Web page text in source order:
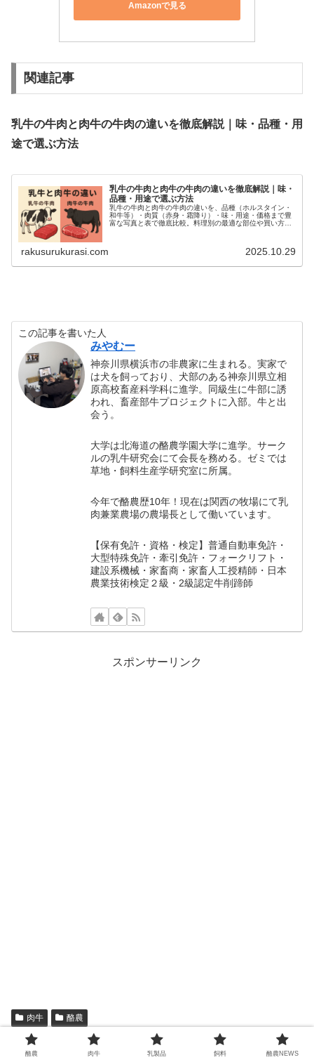
Amazonで見る
関連記事
乳牛の牛肉と肉牛の牛肉の違いを徹底解説｜味・品種・用
途で選ぶ方法
乳牛の牛肉と肉牛の牛肉の違いを徹底解説｜味・
品種・用途で選ぶ方法
乳牛の牛肉と肉牛の牛肉の違いを、品種（ホルスタイン・
和牛等）・肉質（赤身・霜降り）・味・用途・価格まで豊
富な写真と表で徹底比較。料理別の最適な部位や買い方、
rakusurukurasi.com 2025.10.29
この記事を書いた人
みやむー
神奈川県横浜市の非農家に生まれる。実家で
は犬を飼っており、犬部のある神奈川県立相
原高校畜産科学科に進学。同級生に牛部に誘
われ、畜産部牛プロジェクトに入部。牛と出
会う。
大学は北海道の酪農学園大学に進学。サーク
ルの乳牛研究会にて会長を務める。ゼミでは
草地・飼料生産学研究室に所属。
今年で酪農歴10年！現在は関西の牧場にて乳
肉兼業農場の農場長として働いています。
【保有免許・資格・検定】普通自動車免許・
大型特殊免許・牽引免許・フォークリフト・
建設系機械・家畜商・家畜人工授精師・日本
農業技術検定２級・2級認定牛削蹄師
スポンサーリンク
肉牛 酪農
シェアする
酪農 肉牛 乳製品 飼料 酪農NEWS